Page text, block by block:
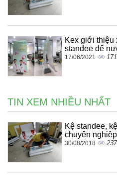
Kex giới thiệu
standee đế
17/06/2021
TIN XEM NHIỀU NHẤT
Kệ standee,
chuyên
30/08/2018